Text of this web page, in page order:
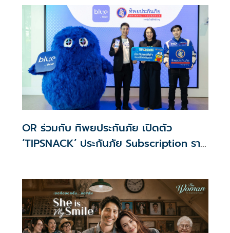
ญ่าค่อย ๆ กลายมาเป็นเพื่อนคู่คิดที่อยู่เคียงข้างชายหนุ่ม เธอ
ไม่ใช่แค่แสงสว่าง แต่เป็นทั้งกำลังใจ
OR ร่วมกับ ทิพยประกันภัย เปิดตัว
‘TIPSNACK’ ประกันภัย Subscription ราย